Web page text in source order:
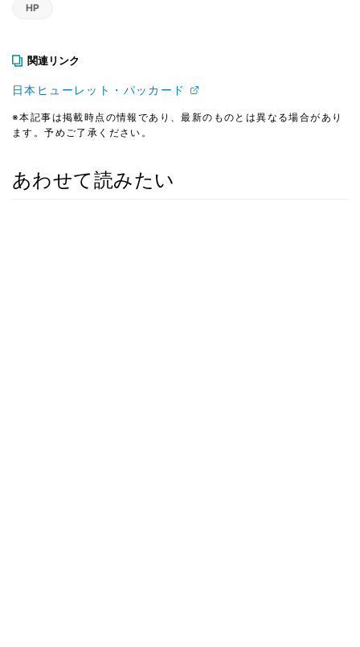
HP
関連リンク
日本ヒューレット・パッカード
※本記事は掲載時点の情報であり、最新のものとは異なる場合があり
ます。予めご了承ください。
あわせて読みたい